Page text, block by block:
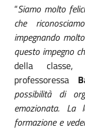
“Siamo molto
che
impegnando
questo impegno
della classe,
professoressa
possibilità di
emozionata.
formazione e